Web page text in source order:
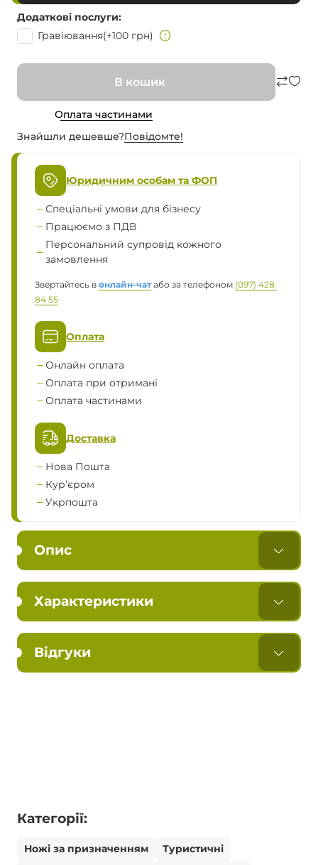
Додаткові послуги
Гравіювання(+100 грн)
В кошик
Оплата частинами
Знайшли дешевше?Повiдомте!
Юридичним особам та ФОП
Спеціальні умови для бізнесу
Працюємо з ПДВ
Персональний супровід кожного
замовлення
Звертайтесь в онлайн-чат або за телефоном (097) 428
84 55
Оплата
Онлайн оплата
Оплата при отримані
Оплата частинами
Доставка
Нова Пошта
Кур’єром
Укрпошта
Опис
Характеристики
Відгуки
Категорії:
Ножі за призначенням
Туристичні